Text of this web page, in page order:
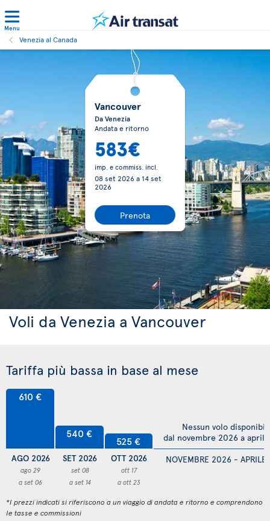
Menu
Venezia al Canada
Vancouver
Da Venezia
Andata e ritorno
583€
imp. e commiss. incl.
08 set 2026a 14 set
2026
Prenota
Voli da Venezia a Vancouver
Tariffa più bassa in base al mese
610 €
AGO 2026
ago 29
a set 06
540 €
SET 2026
set 08
a set 14
525 €
OTT 2026
ott 17
a ott 23
NOVEMBRE 2026 -
Nessun volo
dal novembre 2026 a
*I prezzi indicati si riferiscono a un viaggio di andata e ritorno e comprendono
le tasse e commissioni